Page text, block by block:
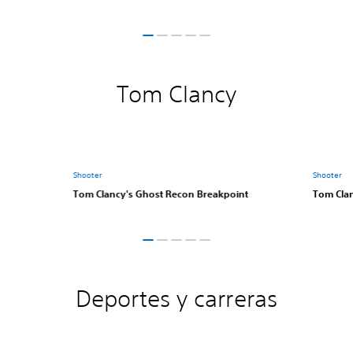
Tom Clancy
Shooter
Tom Clancy's Ghost Recon Breakpoint
Shooter
Tom
Deportes y carreras